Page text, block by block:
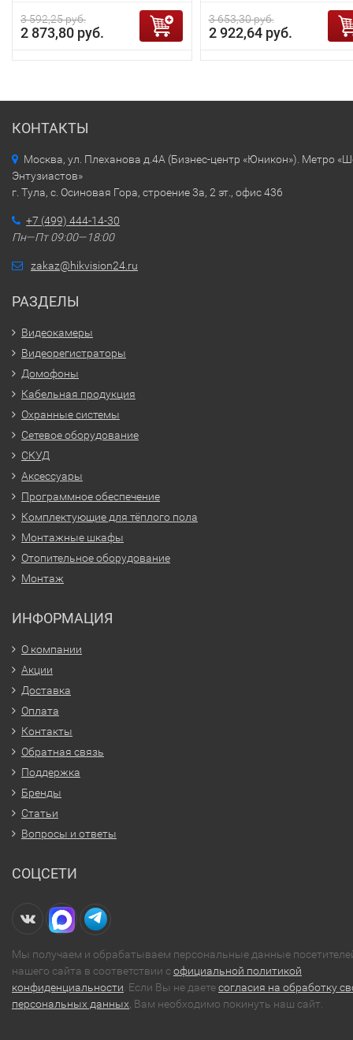
3 592,25 руб.
2 873,80 руб.
3 653,30 руб.
2 922,64 руб.
КОНТАКТЫ
Москва, ул. Плеханова д.4А (Бизнес-центр «Юникон»). Метро
Энтузиастов»
г. Тула, с. Осиновая Гора, строение 3а, 2 эт., офис 436
+7 (499) 444-14-30
Пн—Пт 09:00—18:00
zakaz@hikvision24.ru
РАЗДЕЛЫ
Видеокамеры
Видеорегистраторы
Домофоны
Кабельная продукция
Охранные системы
Сетевое оборудование
СКУД
Аксессуары
Программное обеспечение
Комплектующие для тёплого пола
Монтажные шкафы
Отопительное оборудование
Монтаж
ИНФОРМАЦИЯ
О компании
Акции
Доставка
Оплата
Контакты
Обратная связь
Поддержка
Бренды
Статьи
Вопросы и ответы
СОЦСЕТИ
Мы получаем и обрабатываем персональные данные
нашего сайта в соответствии софициальной политикой
конфиденциальности . Если Вы не даетесогласия на обработку
персональных данных , Вам необходимо покинуть наш сайт.